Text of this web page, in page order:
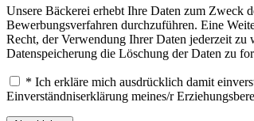
Unsere Bäckerei erhebt Ihre Daten zum Zweck
Bewerbungsverfahren durchzuführen. Eine
Recht, der Verwendung Ihrer Daten jederzeit
Datenspeicherung die Löschung der Daten zu
* Ich erkläre mich ausdrücklich damit
Einverständniserklärung meines/r